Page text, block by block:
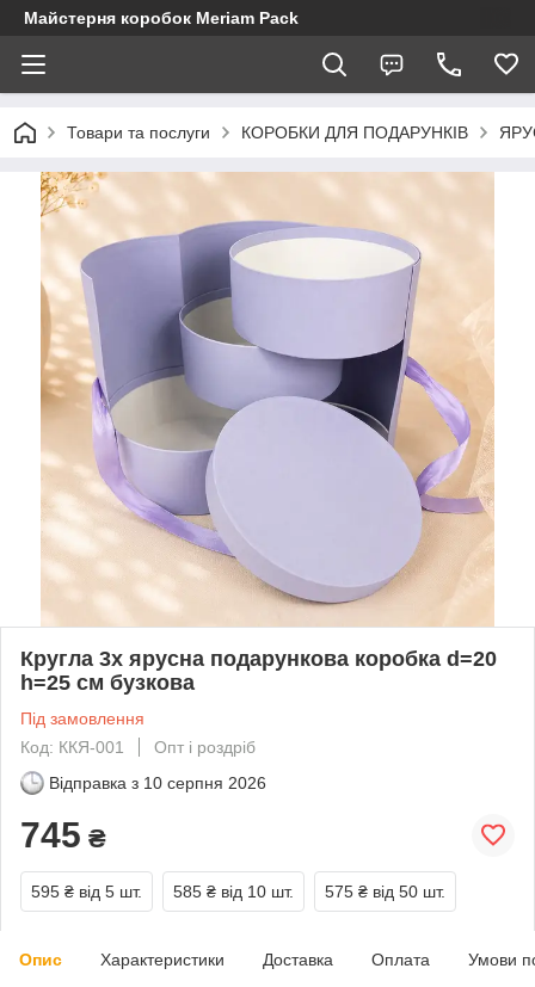
Майстерня коробок Meriam Pack
Товари та послуги КОРОБКИ ДЛЯ ПОДАРУНКІВ
Кругла 3х ярусна подарункова коробка d=20
h=25 см бузкова
Під замовлення
Код: ККЯ-001
Опт і роздріб
Відправка з 10 серпня 2026
745 ₴
595 ₴ від 5 шт. 585 ₴ від 10 шт. 575 ₴ від 50 шт.
Опис Характеристики Доставка Оплата Умови